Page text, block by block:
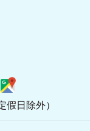
假日除外）